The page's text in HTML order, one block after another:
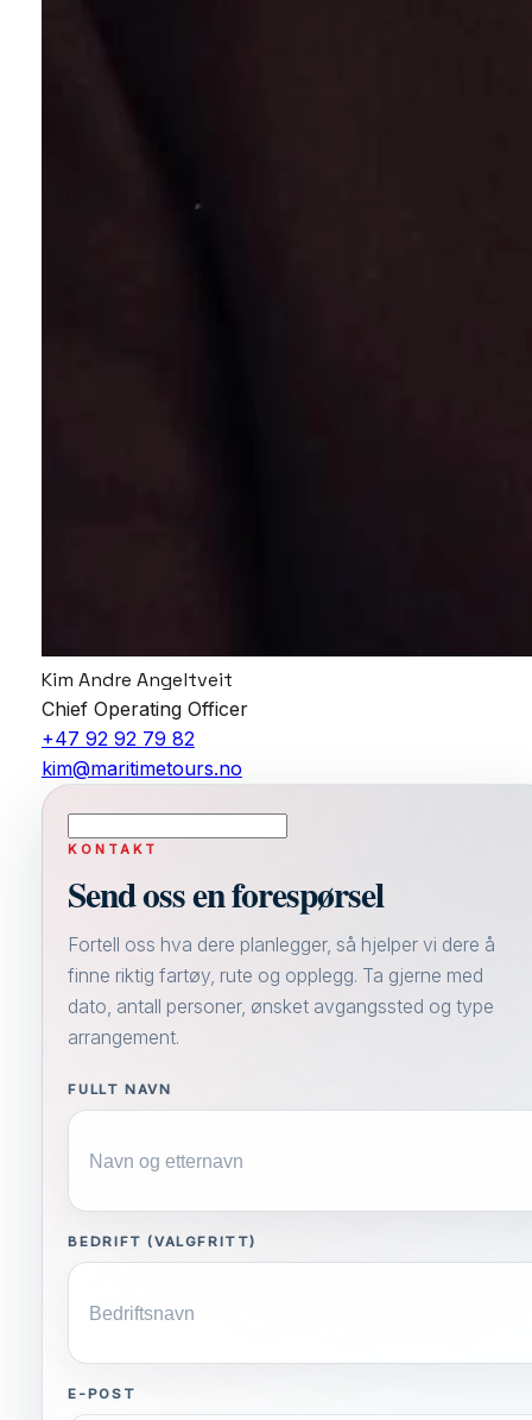
Kim Andre Angeltveit
Chief Operating Officer
+47 92 92 79 82
kim@maritimetours.no
KONTAKT
Send oss en forespørsel
Fortell oss hva dere planlegger, så hjelper vi dere å
finne riktig fartøy, rute og opplegg. Ta gjerne med
dato, antall personer, ønsket avgangssted og type
arrangement.
FULLT NAVN
BEDRIFT (VALGFRITT)
E-POST